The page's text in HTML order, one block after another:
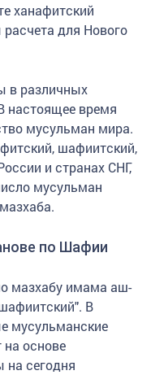
ханафитский
для Нового
в различных
настоящее время
мусульман мира.
шафиитский,
и странах СНГ,
мусульман
по Шафии
мазхабу имама аш-
В
мусульманские
на основе
сегодня